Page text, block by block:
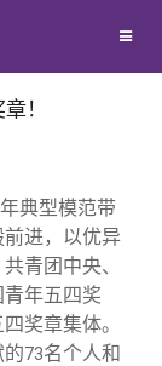
！
典型模范带
进，以优异
共青团中央、
青年五四奖
奖章集体。
73名个人和